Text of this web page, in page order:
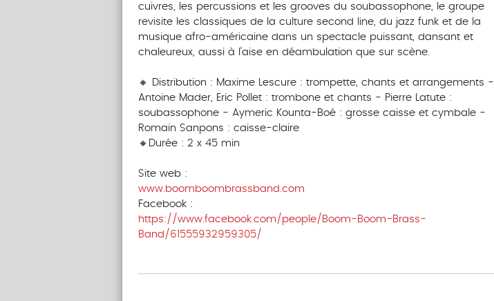
cuivres, les percussions et les grooves du soubassophone, le groupe
revisite les classiques de la culture second line, du jazz funk et de la
musique afro-américaine dans un spectacle puissant, dansant et
chaleureux, aussi à l’aise en déambulation que sur scène.
🔸 Distribution : Maxime Lescure : trompette, chants et arrangements -
Antoine Mader, Eric Pollet : trombone et chants - Pierre Latute :
soubassophone - Aymeric Kounta-Boé : grosse caisse et cymbale -
Romain Sanpons : caisse-claire
🔸Durée : 2 x 45 min
Site web :
www.boomboombrassband.com
Facebook :
https://www.facebook.com/people/Boom-Boom-Brass-
Band/61555932959305/